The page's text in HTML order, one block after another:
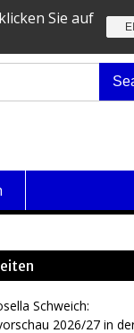
Mosella
e.V.
Mosella
e.V.
Mosella
Schweich
e.V.
TuS
e.V.
Schweich:
2026/27 in
Sie auf